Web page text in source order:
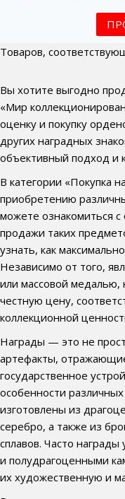
Товаров,
Вы хотите выгодно
«Мир
оценку и покупку
других наградных
объективный подход и
В категории «Покупка
приобретению
можете ознакомиться
продажи таких
узнать, как
Независимо от того,
или массовой медалью,
честную цену,
коллекционной
Награды — это не
артефакты,
государственное
особенности
изготовлены из
серебро, а также из
сплавов. Часто
и полудрагоценными
их художественную и